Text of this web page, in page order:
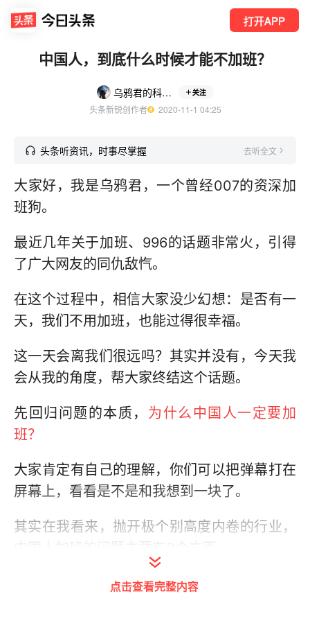
打开APP
中国人，到底什么时候才能不加班？
乌鸦君的科技观 关注
头条新锐创作者
  2020-11-1 04:25
头条听资讯，时事尽掌握 去听全文
大家好，我是乌鸦君，一个曾经007的资深加
班狗。
最近几年关于加班、996的话题非常火，引得
了广大网友的同仇敌忾。
在这个过程中，相信大家没少幻想：是否有一
天，我们不用加班，也能过得很幸福。
这一天会离我们很远吗？其实并没有，今天我
会从我的角度，帮大家终结这个话题。
先回归问题的本质， 为什么中国人一定要加
班？
大家肯定有自己的理解，你们可以把弹幕打在
屏幕上，看看是不是和我想到一块了。
其实在我看来，抛开极个别高度内卷的行业，
点击查看完整内容